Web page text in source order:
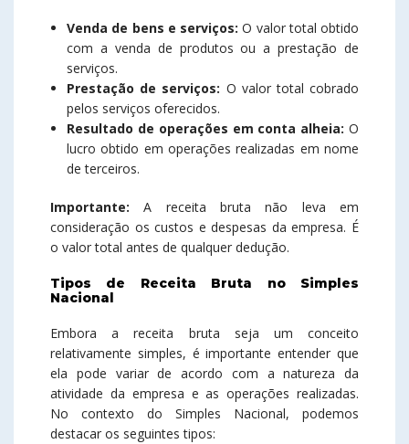
Venda de bens e serviços: O valor total obtido
com a venda de produtos ou a prestação de
serviços.
Prestação de serviços: O valor total cobrado
pelos serviços oferecidos.
Resultado de operações em conta alheia: O
lucro obtido em operações realizadas em nome
de terceiros.
Importante: A receita bruta não leva em
consideração os custos e despesas da empresa. É
o valor total antes de qualquer dedução.
Tipos de Receita Bruta no Simples
Nacional
Embora a receita bruta seja um conceito
relativamente simples, é importante entender que
ela pode variar de acordo com a natureza da
atividade da empresa e as operações realizadas.
No contexto do Simples Nacional, podemos
destacar os seguintes tipos: